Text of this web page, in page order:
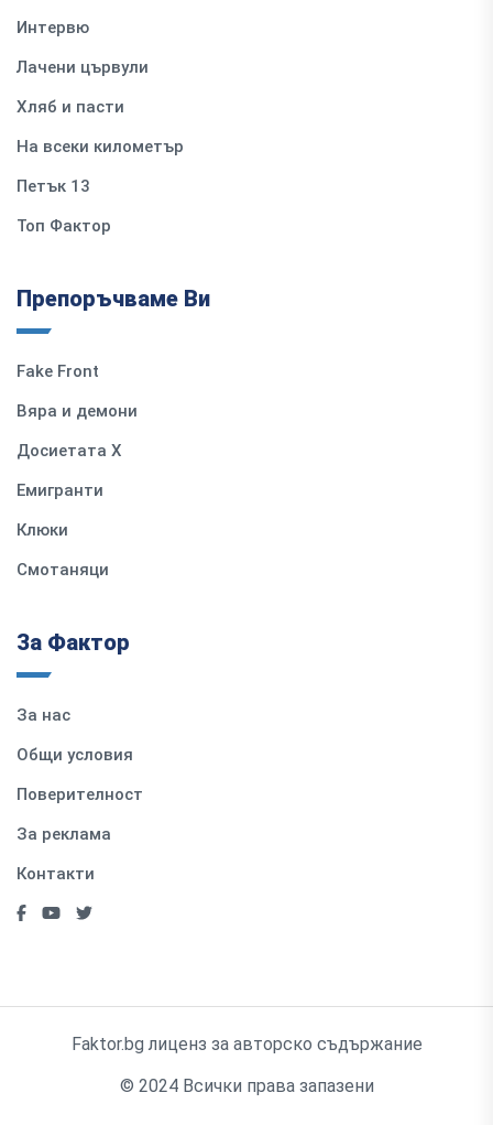
Интервю
Лачени цървули
Хляб и пасти
На всеки километър
Петък 13
Топ Фактор
Препоръчваме Ви
Fake Front
Вяра и демони
Досиетата Х
Емигранти
Клюки
Смотаняци
За Фактор
За нас
Общи условия
Поверителност
За реклама
Контакти
Faktor.bg лиценз за авторско съдържание
© 2024 Всички права запазени